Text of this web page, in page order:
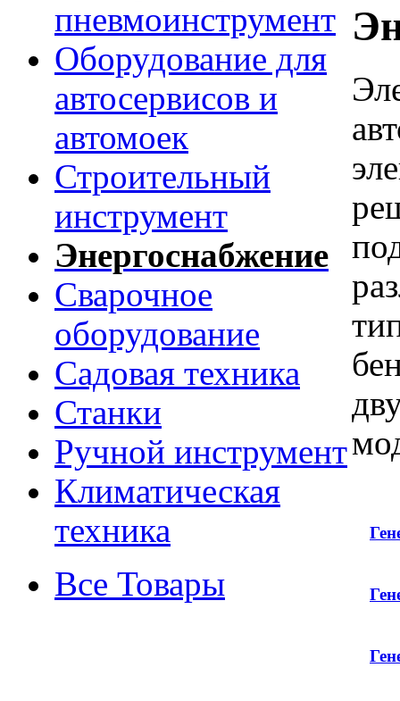
пневмоинструмент
Оборудование для
автосервисов и
автомоек
Строительный
инструмент
Энергоснабжение
Сварочное
оборудование
Садовая техника
Станки
Ручной инструмент
Климатическая
техника
Все Товары